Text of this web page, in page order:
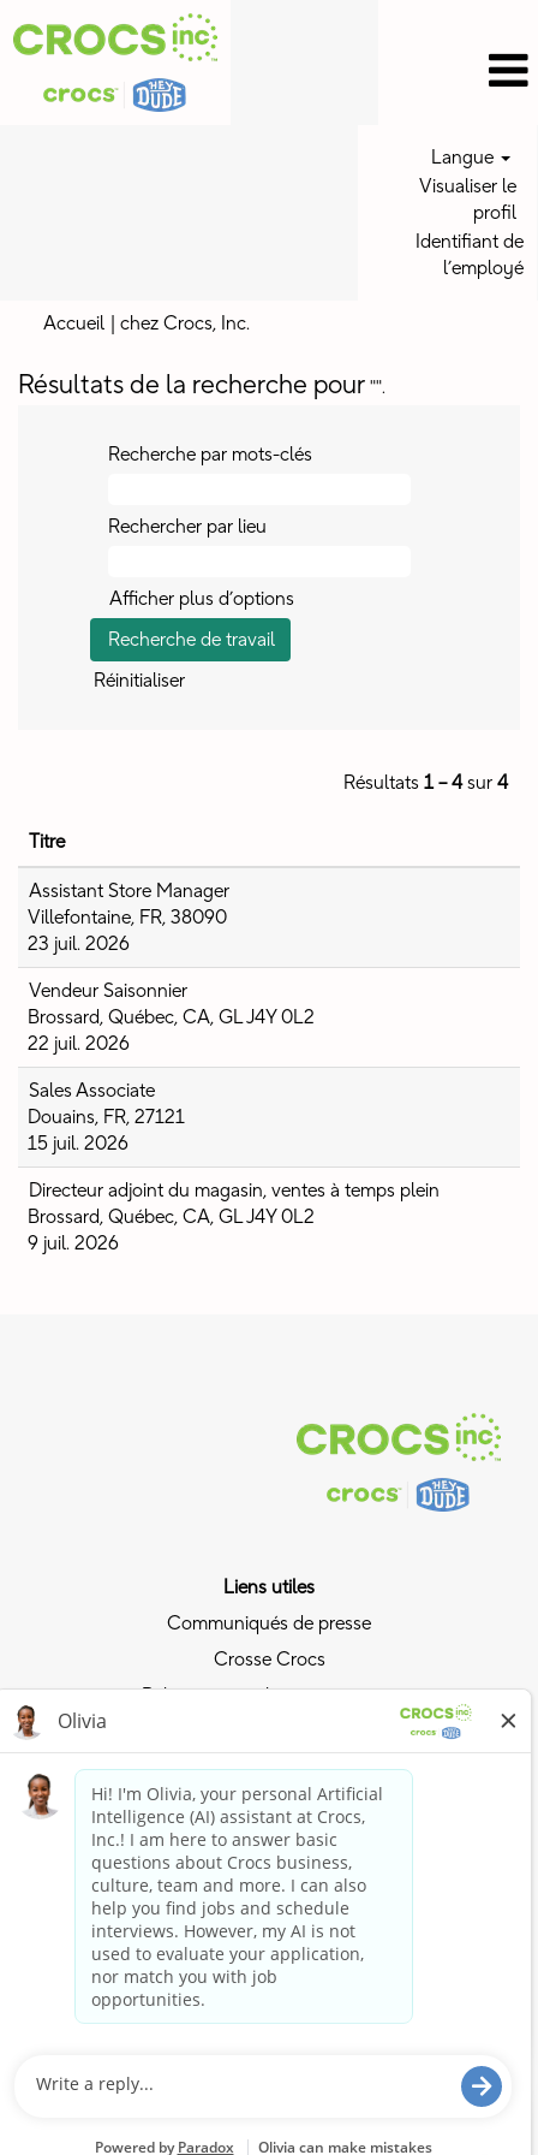
Langue
Visualiser le
profil
Identifiant de
l’employé
Accueil chez Crocs, Inc.(page
Résultats de la recherche pour "".
Recherche par mots-clés
Rechercher par lieu
Afficher plus d’options
Réinitialiser
Résultats 1 – 4sur 4
Titre
Assistant Store Manager
Villefontaine, FR, 38090
23 juil. 2026
Vendeur Saisonnier
Brossard, Québec, CA, GL J4Y 0L2
22 juil. 2026
Sales Associate
Douains, FR, 27121
15 juil. 2026
Directeur adjoint du magasin, ventes à temps plein
Brossard, Québec, CA, GL J4Y 0L2
9 juil. 2026
Liens utiles
Communiqués de presse
Crosse Crocs
Relations avec les investisseurs
Surfez sur la vague Crocs
Rejoindre le Crocs Club
Achetez maintenant
Acheter des Crocs
Boutique HEYDUDE
Rester connecté